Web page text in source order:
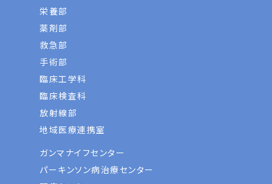
栄養部
薬剤部
救急部
手術部
臨床工学科
臨床検査科
放射線部
地域医療連携室
ガンマナイフセンター
パーキンソン病治療センター